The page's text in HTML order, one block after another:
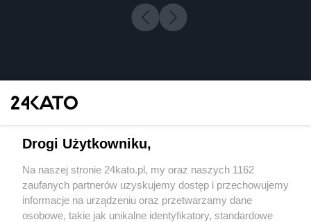
Wydawca mediów lokalnych
Drogi Użytkowniku,
Na naszej stronie 24kato.pl, my oraz naszych 1162
zaufanych partnerów uzyskujemy dostęp i przechowujemy
informacje na urządzeniu oraz przetwarzamy dane
osobowe, takie jak unikalne identyfikatory, standardowe